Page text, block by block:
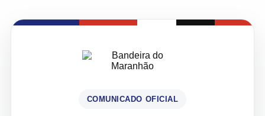
COMUNICADO OFICIAL